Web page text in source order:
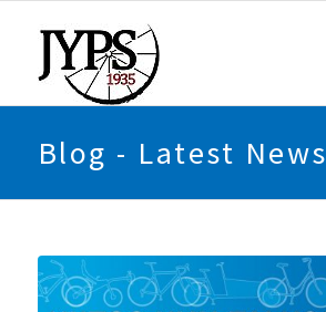
Blog - Latest News